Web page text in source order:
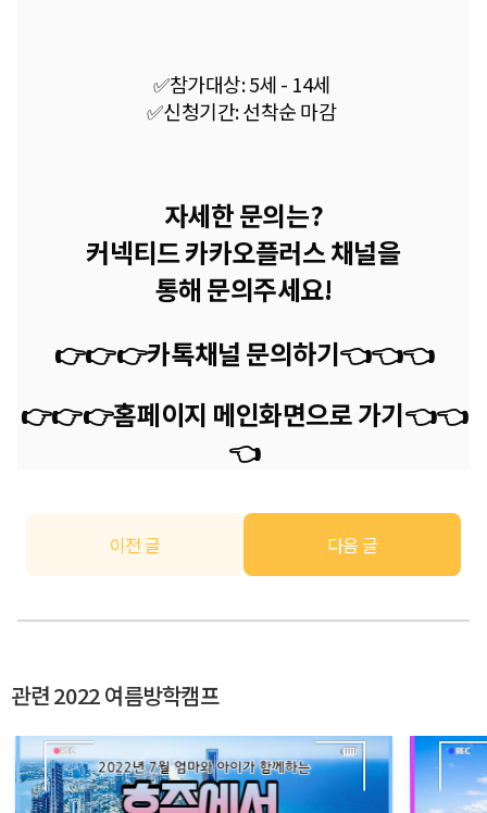
✅참가대상: 5세 - 14세
✅신청기간: 선착순 마감
자세한 문의는?
커넥티드 카카오플러스 채널을
통해 문의주세요!
👉👉👉카톡채널 문의하기👈👈👈
👉👉👉홈페이지 메인화면으로 가기👈👈
👈
이전 글 다음 글
관련 2022 여름방학캠프